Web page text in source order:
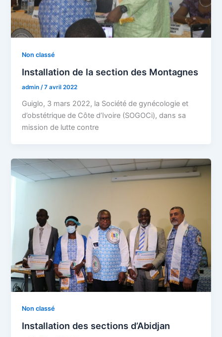
Non classé
Installation de la section des Montagnes
admin/7 avril 2022
Guiglo, 3 mars 2022, la Société de gynécologie et
d’obstétrique de Côte d’Ivoire (SOGOCi), dans sa
mission de lutte contre
Non classé
Installation des sections d’Abidjan